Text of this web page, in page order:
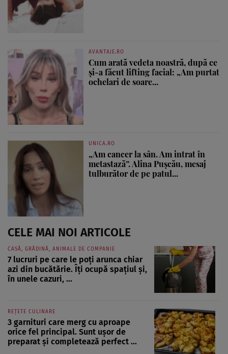
AVANTAJE.RO
Cum arată vedeta noastră, după ce
și-a făcut lifting facial: „Am purtat
ochelari de soare...
UNICA.RO
„Am cancer la sân. Am intrat în
metastază”. Alina Pușcău, mesaj
tulburător de pe patul...
CELE MAI NOI ARTICOLE
CASĂ, GRĂDINĂ, ANIMALE DE COMPANIE
7 lucruri pe care le poți arunca chiar
azi din bucătărie. Îți ocupă spațiul și,
în unele cazuri, ...
REȚETE CULINARE
3 garnituri care merg cu aproape
orice fel principal. Sunt ușor de
preparat și completează perfect ...